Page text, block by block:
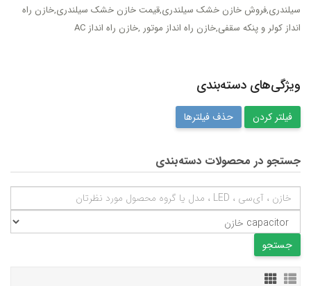
سیلندری,فروش خازن خشک سیلندری,قیمت خازن خشک سیلندری,خازن راه
انداز کولر و پنکه سقفی,خازن راه انداز موتور ,خازن راه انداز AC
ویژگی‌های دسته‌بندی
حذف فیلترها
جستجو در محصولات دسته‌بندی